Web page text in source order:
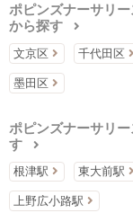
ポピンズナーサリ
から探す
文京区 千代田区
墨田区
ポピンズナーサリ
す
根津駅 東大前駅
上野広小路駅